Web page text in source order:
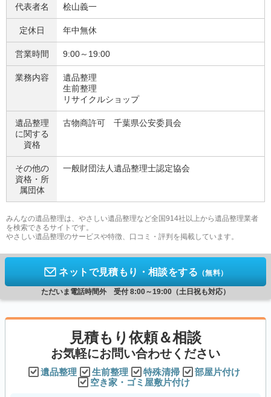
代表者名 桧山義一
定休日 年中無休
営業時間 9:00～19:00
業務内容
遺品整理
生前整理
リサイクルショップ
遺品整理
に関する
資格
古物商許可 千葉県公安委員会
その他の
資格・ 所
属団体
一般財団法人遺品整理士認定協会
みんなの遺品整理は、やさしい遺品整理など全国914社以上から遺品整理業者
を検索できるサイトです。
やさしい遺品整理のサービスや特徴、口コミ・評判を掲載しています。
ネットで見積もり・相談をする （無料）
ただいま電話時間外 受付 8:00～19:00（土日祝も対応）
見積もり依頼＆相談
お気軽にお問い合わせください
遺品整理 生前整理 特殊清掃
部屋片付け
空き家・ゴミ屋敷片付け